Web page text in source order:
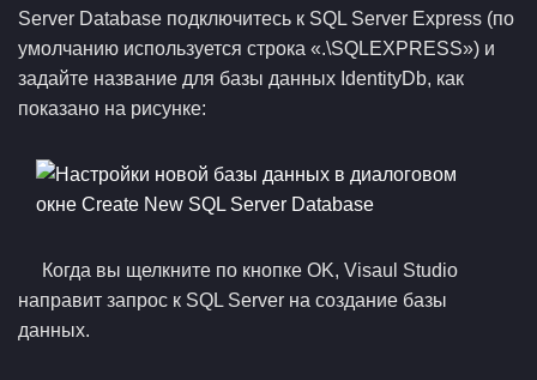
Server Database подключитесь к SQL Server Express (по
умолчанию используется строка «.\SQLEXPRESS») и
задайте название для базы данных IdentityDb, как
показано на рисунке:
Когда вы щелкните по кнопке OK, Visaul Studio
направит запрос к SQL Server на создание базы
данных.